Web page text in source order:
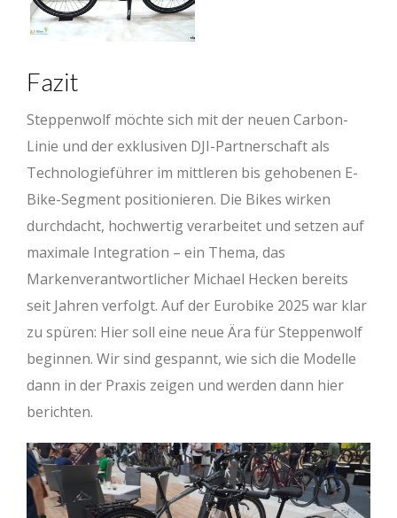
Fazit
Steppenwolf möchte sich mit der neuen Carbon-
Linie und der exklusiven DJI-Partnerschaft als
Technologieführer im mittleren bis gehobenen E-
Bike-Segment positionieren. Die Bikes wirken
durchdacht, hochwertig verarbeitet und setzen auf
maximale Integration – ein Thema, das
Markenverantwortlicher Michael Hecken bereits
seit Jahren verfolgt. Auf der Eurobike 2025 war klar
zu spüren: Hier soll eine neue Ära für Steppenwolf
beginnen. Wir sind gespannt, wie sich die Modelle
dann in der Praxis zeigen und werden dann hier
berichten.